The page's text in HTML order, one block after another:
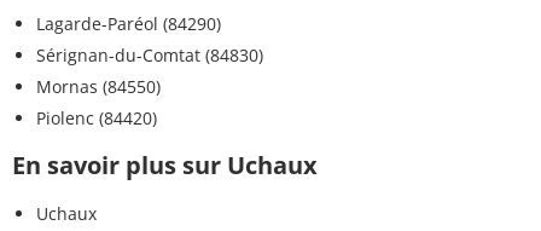
Lagarde-Paréol (84290)
Sérignan-du-Comtat (84830)
Mornas (84550)
Piolenc (84420)
En savoir plus sur Uchaux
Uchaux